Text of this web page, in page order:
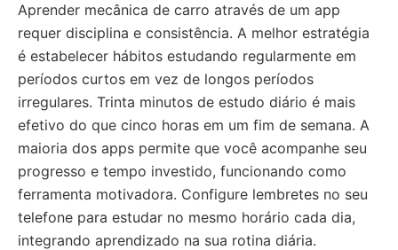
Aprender mecânica de carro através de um app
requer disciplina e consistência. A melhor estratégia
é estabelecer hábitos estudando regularmente em
períodos curtos em vez de longos períodos
irregulares. Trinta minutos de estudo diário é mais
efetivo do que cinco horas em um fim de semana. A
maioria dos apps permite que você acompanhe seu
progresso e tempo investido, funcionando como
ferramenta motivadora. Configure lembretes no seu
telefone para estudar no mesmo horário cada dia,
integrando aprendizado na sua rotina diária.